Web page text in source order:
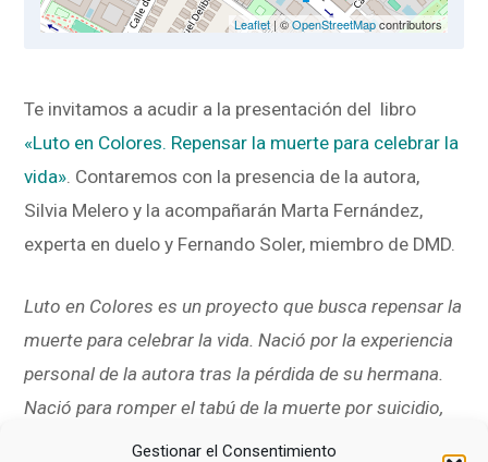
Gestionar el Consentimiento
Leaflet| ©OpenStreetMapcontributors
Te invitamos a acudir a la presentación del libro
«Luto en Colores. Repensar la muerte para celebrar la
vida». Contaremos con la presencia de la autora,
Silvia Melero y la acompañarán Marta Fernández,
experta en duelo y Fernando Soler, miembro de DMD.
Luto en Colores es un proyecto que busca repensar la
muerte para celebrar la vida. Nació por la experiencia
personal de la autora tras la pérdida de su hermana.
Nació para romper el tabú de la muerte por suicidio,
pero se fue abriendo a abrazar otros tipos de duelo